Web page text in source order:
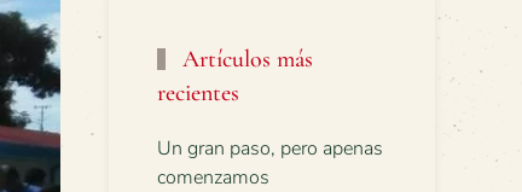
Artículos más
recientes
Un gran paso, pero apenas
comenzamos